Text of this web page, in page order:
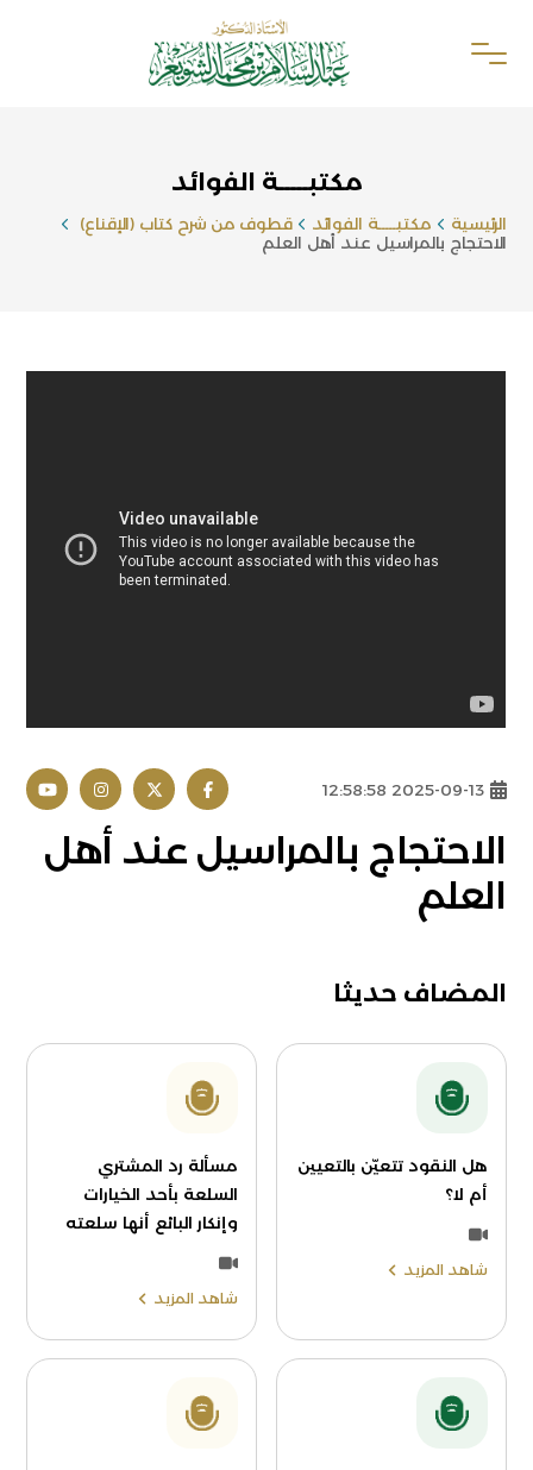
مكتبـــــة الفوائد
الرئيسية مكتبـــــة الفوائد
قطوف من شرح كتاب (الإقناع)
الاحتجاج بالمراسيل عند أهل العلم
2025-09-13 12:58:58
الاحتجاج بالمراسيل عند أهل
العلم
المضاف حديثا
هل النقود تتعيّن بالتعيين
أم لا؟
شاهد المزيد
مسألة رد المشتري
السلعة بأحد الخيارات
وإنكار البائع أنها سلعته
شاهد المزيد